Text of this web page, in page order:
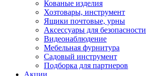
Кованые изделия
Хозтовары, инструмент
Ящики почтовые, урны
Аксессуары для безопасности
Видеонаблюдение
Мебельная фурнитура
Садовый инструмент
Подборка для партнеров
Акции